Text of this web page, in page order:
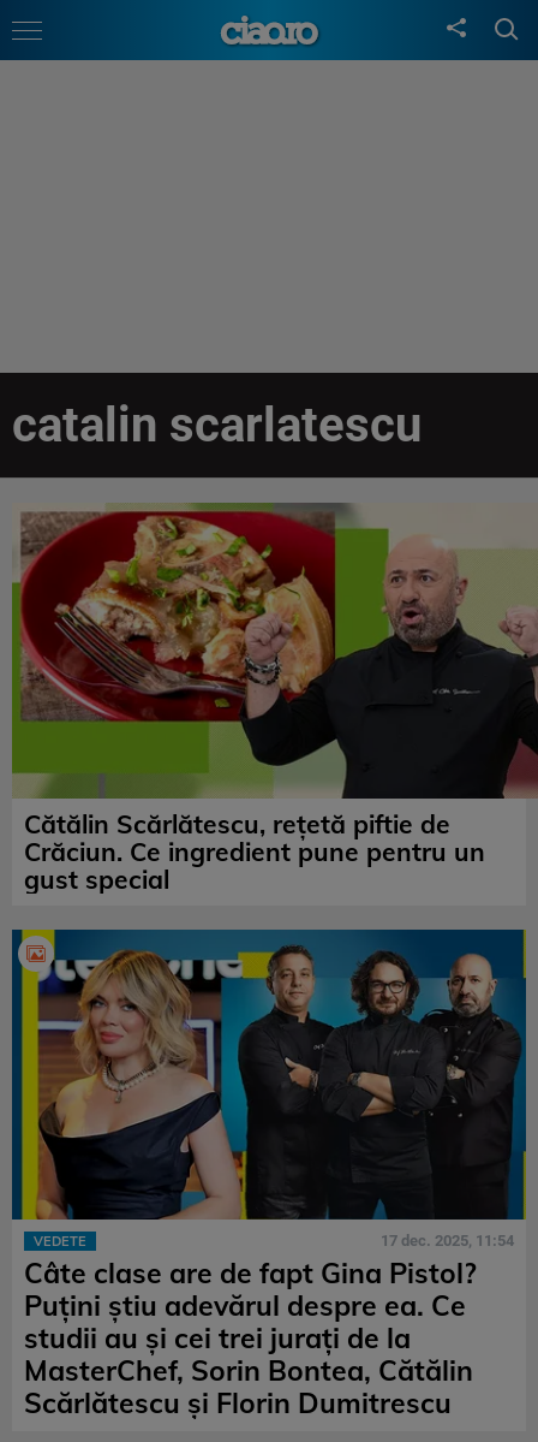
catalin scarlatescu
Cătălin Scărlătescu, rețetă piftie de
Crăciun. Ce ingredient pune pentru un
gust special
VEDETE 17 dec. 2025, 11:54
Câte clase are de fapt Gina Pistol?
Puțini știu adevărul despre ea. Ce
studii au și cei trei jurați de la
MasterChef, Sorin Bontea, Cătălin
Scărlătescu și Florin Dumitrescu